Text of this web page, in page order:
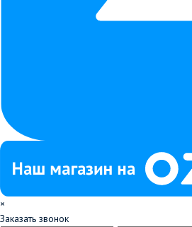
×
Заказать звонок